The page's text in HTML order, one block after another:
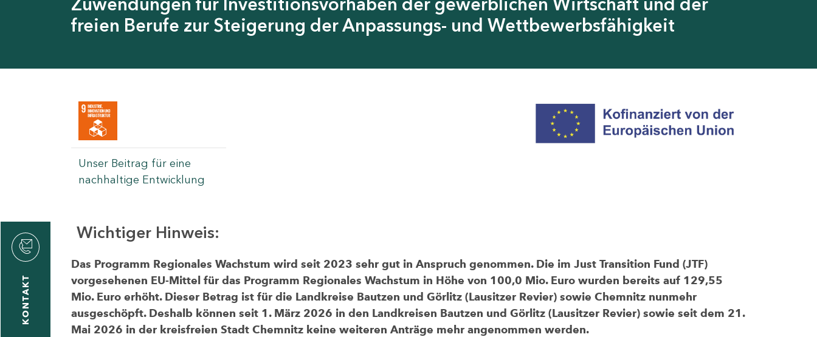
freien Berufe zur Steigerung der Anpassungs- und Wettbewerbsfähigkeit
Unser Beitrag für eine
nachhaltige Entwicklung
KONTAKT
Wichtiger Hinweis:
Das Programm Regionales Wachstum wird seit 2023 sehr gut in Anspruch genommen. Die im Just Transition Fund (JTF)
vorgesehenen EU-Mittel für das Programm Regionales Wachstum in Höhe von 100,0 Mio. Euro wurden bereits auf 129,55
Mio. Euro erhöht. Dieser Betrag ist für die Landkreise Bautzen und Görlitz (Lausitzer Revier) sowie Chemnitz nunmehr
ausgeschöpft. Deshalb können seit 1. März 2026 in den Landkreisen Bautzen und Görlitz (Lausitzer Revier) sowie seit dem 21.
Mai 2026 in der kreisfreien Stadt Chemnitz keine weiteren Anträge mehr angenommen werden.